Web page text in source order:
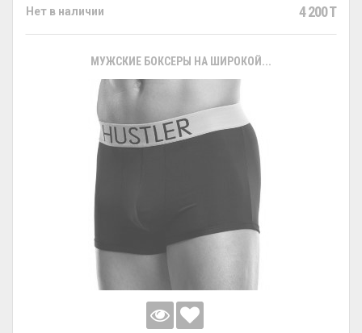
Нет в наличии 4 200 T
МУЖСКИЕ БОКСЕРЫ НА ШИРОКОЙ...